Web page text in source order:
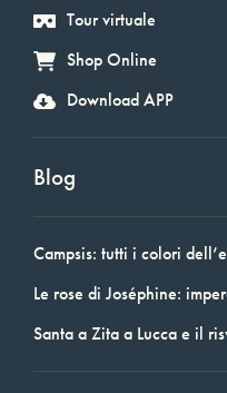
Tour virtuale
Shop Online
Download APP
Blog
Campsis: tutti i colori
Le rose di Joséphine:
Santa a Zita a Lucca e il